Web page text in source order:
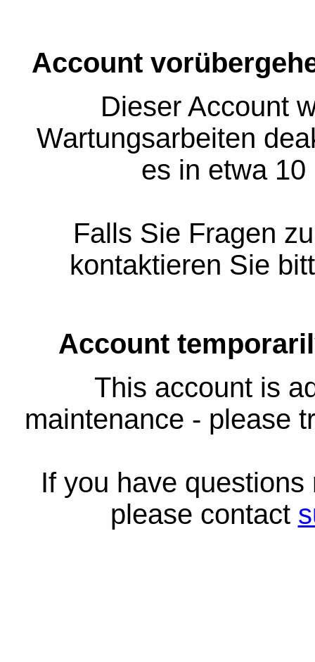
Account
Dieser Account
Wartungsarbeiten
es in etwa
Falls Sie Fragen
kontaktieren Sie
Account
This account is
maintenance - please
If you have
please contact